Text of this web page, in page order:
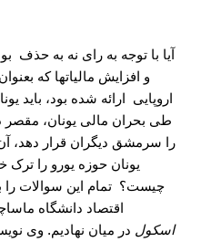
آیا با توجه به رای نه به حذف
و افزایش مالیاتها که
اروپایی ارائه شده بود، باید
طی بحران مالی یونان، مقصر
را سرمشق دیگران قرار دهد،
یونان حوزه یورو را ترک
چیست؟ تمام این سوالات را
اقتصاد دانشگاه
اسکول در میان نهادیم. وی